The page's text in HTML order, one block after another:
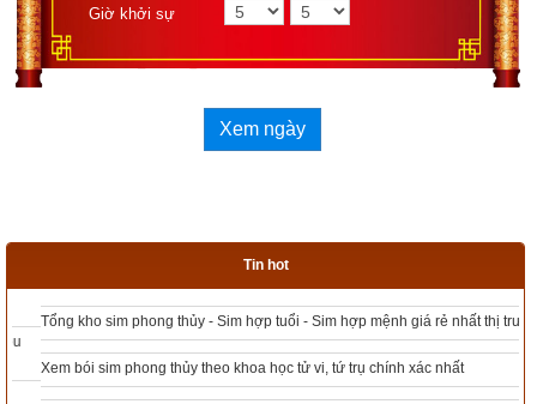
Kinh dịch ứng dụng trong kinh doanh của Thiệu Vũ.
Quốc văn chu dịch diễn giải của cụ Phan Bội Châu tự
Sào Nam.
Giờ khởi sự
Xem ngày
Tin hot
Tổng kho sim phong thủy - Sim hợp tuổi - Sim hợp mệnh giá rẻ nhất thị trường
Xem bói sim phong thủy theo khoa học tử vi, tứ trụ chính xác nhất